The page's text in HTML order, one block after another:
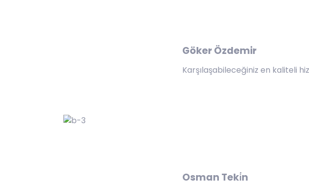
Göker Özdemir
Karşılaşabileceğiniz en kaliteli
Osman Teki̇n